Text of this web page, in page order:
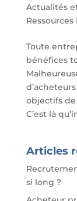
Actualités
Toute
bénéfices
objectifs
C’est là
Articles
si long ?